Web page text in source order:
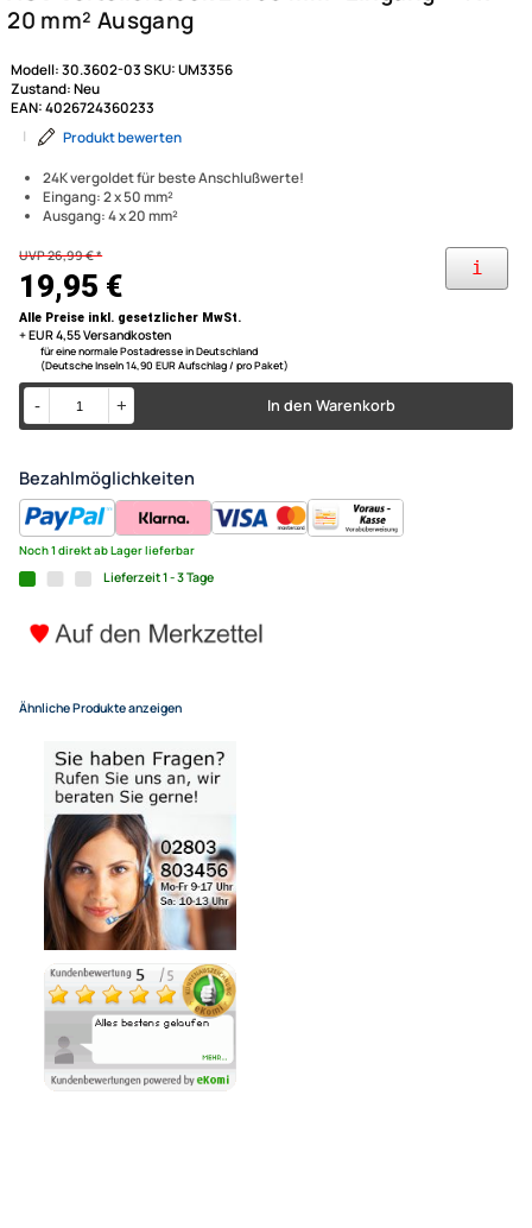
ACV Verteilerblock 2 x 50
20 mm² Ausgang
24K vergoldet für beste Anschlußwerte!
Eingang: 2 x 50 mm²
Ausgang: 4 x 20 mm²
Modell:
Zustand:Neu
EAN:4026724360233
Produkt bewerten
UVP 26,99 € *
19,95 €
Alle Preise inkl. gesetzlicher MwSt.
+ EUR 4,55 Versandkosten
Bezahlmöglichkeiten
Noch 1 direkt ab Lager lieferbar
Lieferzeit 1 - 3 Tage
Ähnliche Produkte anzeigen